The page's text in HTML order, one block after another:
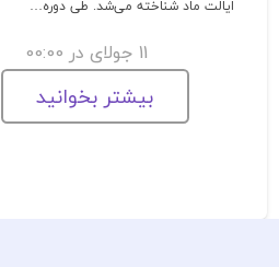
ایالت ماد شناخته می‌شد. طی دوره…
11 جولای در 00:00
بیشتر بخوانید